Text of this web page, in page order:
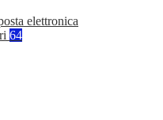
elettronica
64